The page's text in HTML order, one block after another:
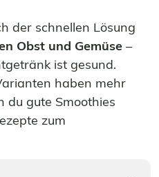
der schnellen Lösung
Obst und Gemüse –
ist gesund.
haben mehr
du gute Smoothies
zum